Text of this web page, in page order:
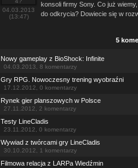
04.03.2013
(13:47)
konsoli firmy Sony. Co już
do odkrycia? Dowiecie się w
5
Nowy gameplay z BioShock: Infinite
04.03.2013, 8 komentarzy
Gry RPG. Nowoczesny trening wyobraźni
17.12.2012, 0 komentarzy
Rynek gier planszowych w Polsce
27.11.2012, 2 komentarzy
Testy LineCladis
23.11.2012, 0 komentarzy
Wywiad z twórcami gry LineCladis
30.10.2012, 1 komentarzy
Filmowa relacja z LARPa Wiedźmin